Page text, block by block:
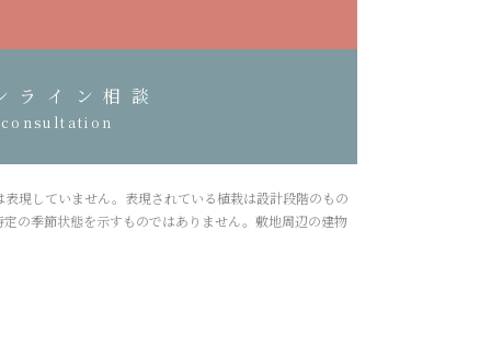
ライン相談
consultation
現していません。表現されている植栽は設計段階のもの
の季節状態を示すものではありません。敷地周辺の建物